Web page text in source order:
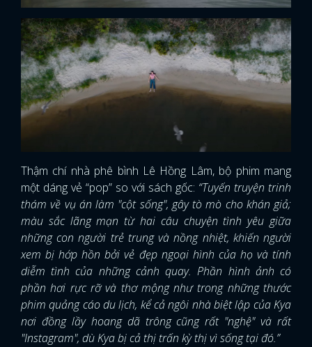
Thậm chí nhà phê bình Lê Hồng Lâm, bộ phim mang
một dáng vẻ “pop” so với sách gốc: “Tuyến truyện trinh
thám về vụ án làm "cột sống", gây tò mò cho khán giả;
màu sắc lãng mạn từ hai câu chuyện tình yêu giữa
những con người trẻ trung và nồng nhiệt, khiến người
xem bị hớp hồn bởi vẻ đẹp ngoại hình của họ và tính
diễm tình của những cảnh quay. Phần hình ảnh có
phần hơi rực rỡ và thơ mộng như trong những thước
phim quảng cáo du lịch, kể cả ngôi nhà biệt lập của Kya
nơi đồng lầy hoang dã trông cũng rất "nghệ" và rất
"Instagram", dù Kya bị cả thị trấn kỳ thị vì sống tại đó.”